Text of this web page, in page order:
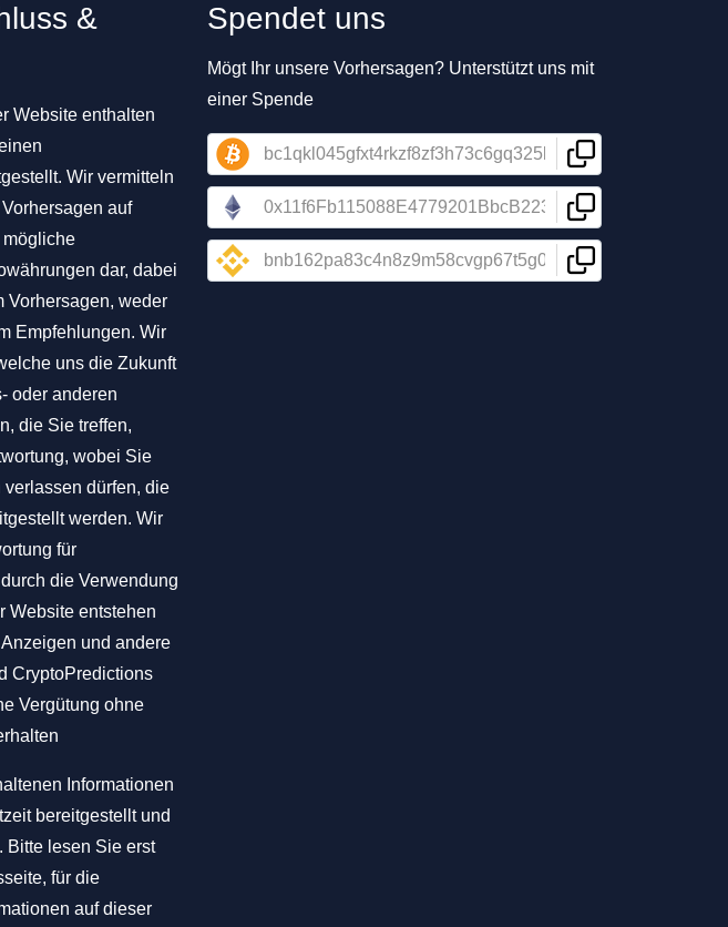
&
Website enthalten
Wir vermitteln
auf
dar, dabei
Vorhersagen, weder
Empfehlungen. Wir
uns die Zukunft
oder anderen
die Sie treffen,
wobei Sie
dürfen, die
werden. Wir
für
die Verwendung
Website entstehen
und andere
CryptoPredictions
Vergütung ohne
Informationen
bereitgestellt und
Bitte lesen Sie erst
für die
auf dieser
Spendet uns
Mögt Ihr unsere Vorhersagen? Unterstützt uns mit
einer Spende